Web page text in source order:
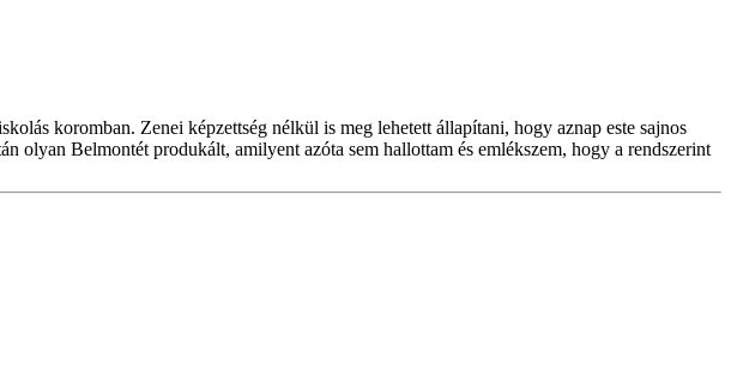
koromban. Zenei képzettség nélkül is meg lehetett állapítani, hogy aznap este sajnos
olyan Belmontét produkált, amilyent azóta sem hallottam és emlékszem, hogy a rendszerint